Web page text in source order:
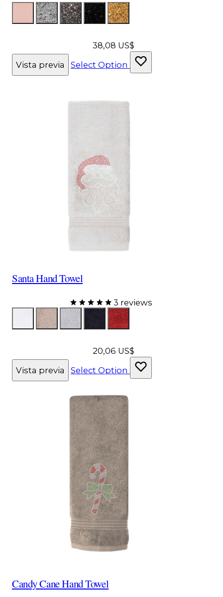
FabBlushTerciopelo
LumSilverLumCharcoal
LumBlackLumGold
38,08 US$
Vista previa
Select Option
Santa Hand Towel
3 reviews
ToallaBlanca
ToallaTopoToalla GrisToallaNegra
ToallaRoja
20,06 US$
Vista previa
Select Option
Candy Cane Hand Towel